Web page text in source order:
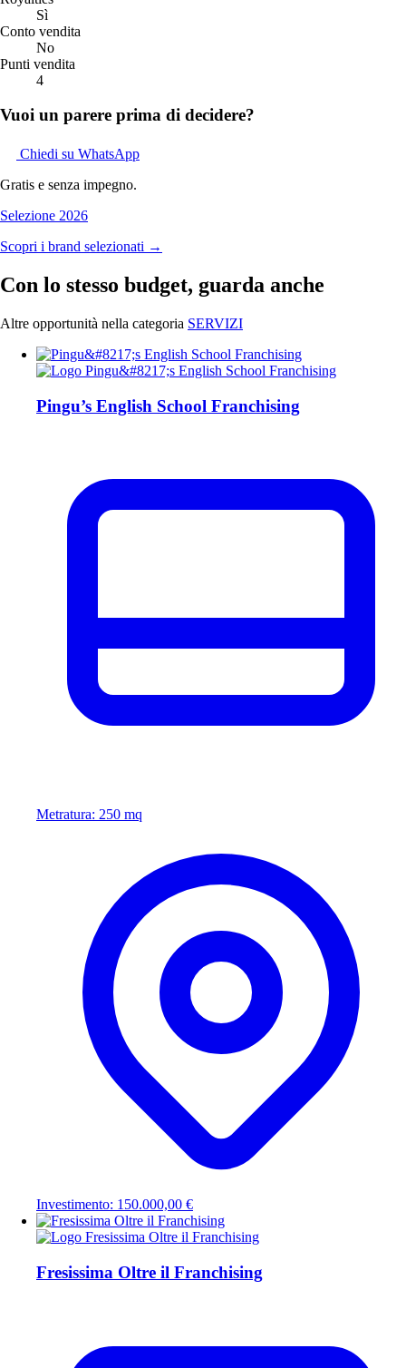
Sì
Conto vendita
No
Punti vendita
4
Vuoi un parere prima di decidere?
Chiedi su WhatsApp
Gratis e senza impegno.
Selezione 2026
Scopri i brand selezionati →
Con lo stesso budget, guarda anche
Altre opportunità nella categoria SERVIZI
Pingu’s English School Franchising
Metratura: 250 mq
Investimento: 150.000,00 €
Fresissima Oltre il Franchising